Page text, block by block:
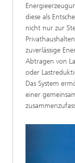
diese als
nicht nur zur
zuverlässige
Abtragen von
oder
Das System
einer